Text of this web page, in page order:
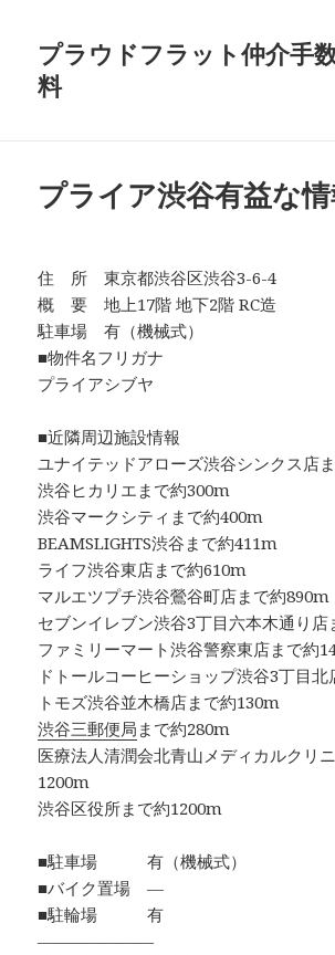
プラウドフラット仲介手
料
プライア渋谷有益な
住 所 東京都渋谷区渋谷3-6-4
概 要 地上17階 地下2階 RC造
駐車場 有（機械式）
■物件名フリガナ
プライアシブヤ
■近隣周辺施設情報
ユナイテッドアローズ渋谷シンクス店
渋谷ヒカリエまで約300m
渋谷マークシティまで約400m
BEAMSLIGHTS渋谷まで約411m
ライフ渋谷東店まで約610m
マルエツプチ渋谷鶯谷町店まで約890m
セブンイレブン渋谷3丁目六本木通り
ファミリーマート渋谷警察東店まで約
ドトールコーヒーショップ渋谷3丁目
トモズ渋谷並木橋店まで約130m
渋谷三郵便局 まで約280m
医療法人清潤会北青山メディカルクリ
1200m
渋谷区役所まで約1200m
■駐車場 有（機械式）
■バイク置場 ―
■駐輪場 有
―――――――